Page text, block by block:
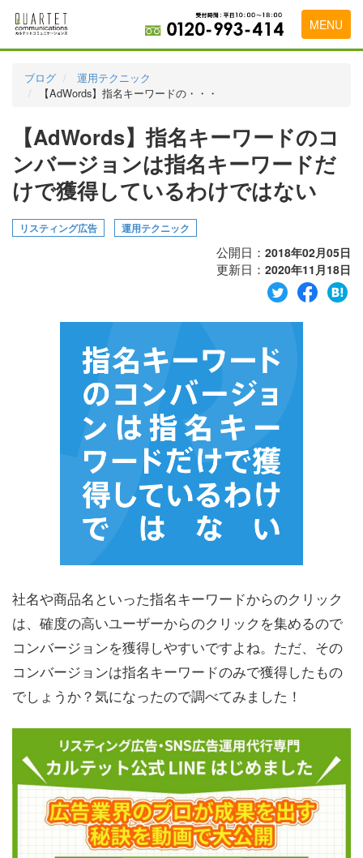
MENU
料金表
実績・お客様の声
初めて導入をお考えの方
代理店の乗り換えをお考えの方
広告代理店・HP制作会社様へ
ブログ
運用テクニック
【AdWords】指名キーワードの・・・
【AdWords】指名キーワードのコ
ンバージョンは指名キーワードだ
けで獲得しているわけではない
リスティング広告 運用テクニック
公開日： 2018年02月05日
更新日： 2020年11月18日
社名や商品名といった指名キーワードからのクリック
は、確度の高いユーザーからのクリックを集めるので
コンバージョンを獲得しやすいですよね。ただ、その
コンバージョンは指名キーワードのみで獲得したもの
でしょうか？気になったので調べてみました！